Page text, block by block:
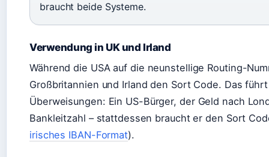
braucht beide Systeme.
Verwendung in UK und Irland
Während die USA auf die neunstellige Routing-
Großbritannien und Irland den Sort Code. Das
Überweisungen: Ein US-Bürger, der Geld nach
Bankleitzahl – stattdessen braucht er den Sort
irisches IBAN-Format).